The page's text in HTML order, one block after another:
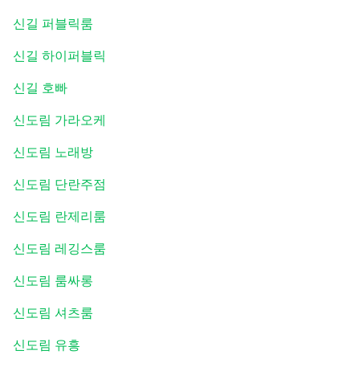
신길 퍼블릭룸
신길 하이퍼블릭
신길 호빠
신도림 가라오케
신도림 노래방
신도림 단란주점
신도림 란제리룸
신도림 레깅스룸
신도림 룸싸롱
신도림 셔츠룸
신도림 유흥